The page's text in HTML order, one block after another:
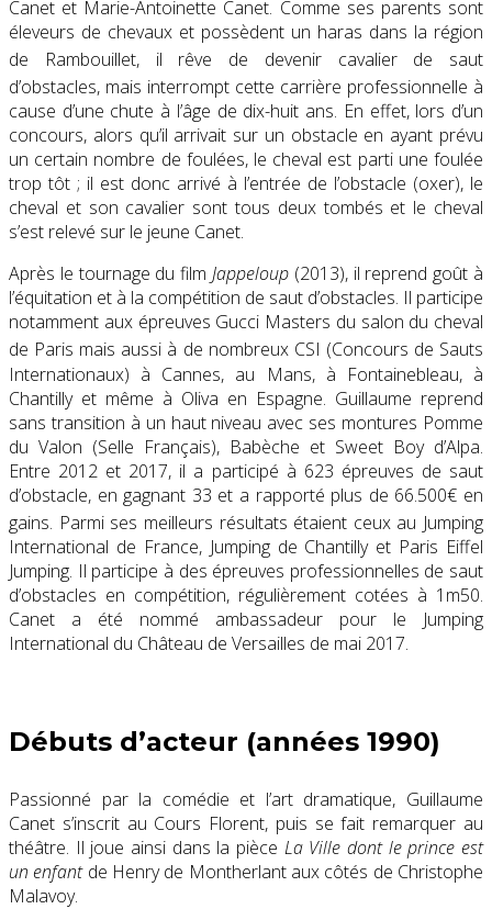
Canet et Marie-Antoinette Canet. Comme ses parents sont
éleveurs de chevaux et possèdent un haras dans la région
de Rambouillet, il rêve de devenir cavalier de saut
d’obstacles, mais interrompt cette carrière professionnelle à
cause d’une chute à l’âge de dix-huit ans. En effet, lors d’un
concours, alors qu’il arrivait sur un obstacle en ayant prévu
un certain nombre de foulées, le cheval est parti une foulée
trop tôt ; il est donc arrivé à l’entrée de l’obstacle (oxer), le
cheval et son cavalier sont tous deux tombés et le cheval
s’est relevé sur le jeune Canet.
Après le tournage du film Jappeloup (2013), il reprend goût à
l’équitation et à la compétition de saut d’obstacles. Il participe
notamment aux épreuves Gucci Masters du salon du cheval
de Paris mais aussi à de nombreux CSI (Concours de Sauts
Internationaux) à Cannes, au Mans, à Fontainebleau, à
Chantilly et même à Oliva en Espagne. Guillaume reprend
sans transition à un haut niveau avec ses montures Pomme
du Valon (Selle Français), Babèche et Sweet Boy d’Alpa.
Entre 2012 et 2017, il a participé à 623 épreuves de saut
d’obstacle, en gagnant 33 et a rapporté plus de 66.500€ en
gains. Parmi ses meilleurs résultats étaient ceux au Jumping
International de France, Jumping de Chantilly et Paris Eiffel
Jumping. Il participe à des épreuves professionnelles de saut
d’obstacles en compétition, régulièrement cotées à 1m50.
Canet a été nommé ambassadeur pour le Jumping
International du Château de Versailles de mai 2017.
Débuts d’acteur (années 1990)
Passionné par la comédie et l’art dramatique, Guillaume
Canet s’inscrit au Cours Florent, puis se fait remarquer au
théâtre. Il joue ainsi dans la pièce La Ville dont le prince est
un enfantde Henry de Montherlant aux côtés de Christophe
Malavoy.